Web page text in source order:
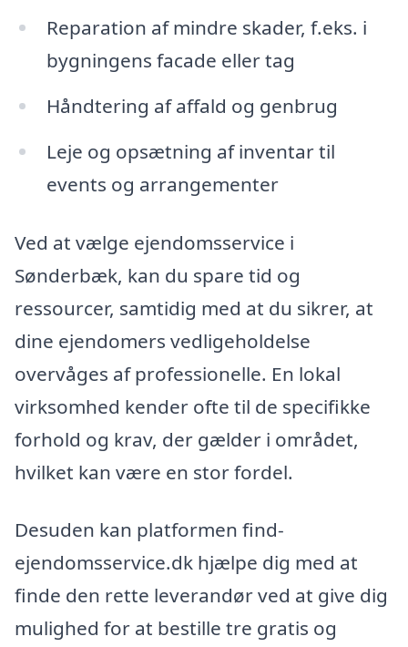
Reparation af mindre skader, f.eks. i
bygningens facade eller tag
Håndtering af affald og genbrug
Leje og opsætning af inventar til
events og arrangementer
Ved at vælge ejendomsservice i
Sønderbæk, kan du spare tid og
ressourcer, samtidig med at du sikrer, at
dine ejendomers vedligeholdelse
overvåges af professionelle. En lokal
virksomhed kender ofte til de specifikke
forhold og krav, der gælder i området,
hvilket kan være en stor fordel.
Desuden kan platformen find-
ejendomsservice.dk hjælpe dig med at
finde den rette leverandør ved at give dig
mulighed for at bestille tre gratis og